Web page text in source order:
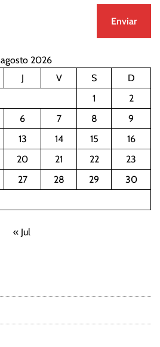
agosto 2026
J V S
D
1
2
6 7 8
9
13 14 15
16
20 21 22
23
27 28 29
30
« Jul